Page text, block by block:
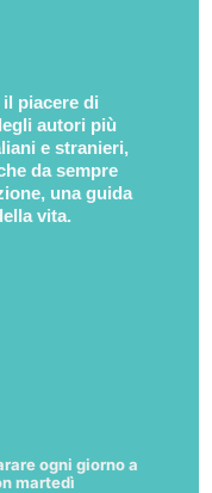
piacere di
autori più
e stranieri,
da sempre
una guida
vita.
ogni giorno a
martedì